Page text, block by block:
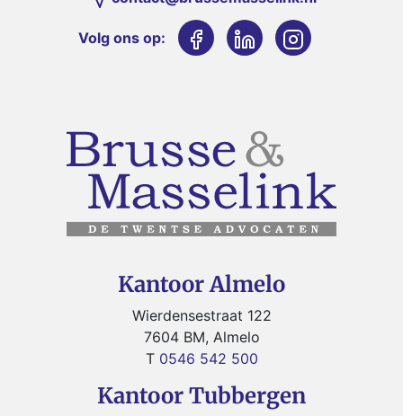
Volg ons op:
Kantoor Almelo
Wierdensestraat 122
7604 BM, Almelo
T 0546 542 500
Kantoor Tubbergen